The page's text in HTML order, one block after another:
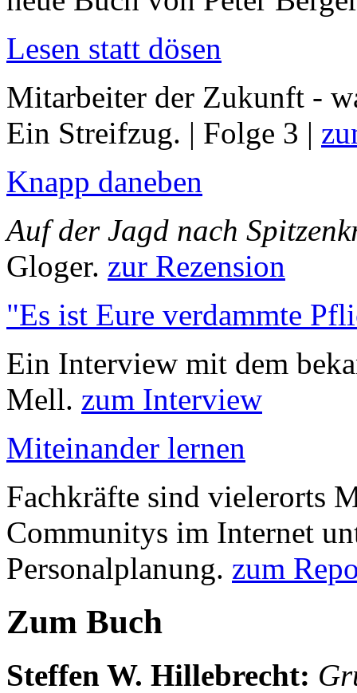
Lesen statt dösen
Mitarbeiter der Zukunft -
Ein Streifzug. | Folge 3 |
Knapp daneben
Auf der Jagd nach
Gloger. zur Rezension
"Es ist Eure verdammte
Ein Interview mit dem
Mell. zum Interview
Miteinander lernen
Fachkräfte sind vielerorts
Communitys im Internet
Personalplanung. zum
Zum Buch
Steffen W. Hillebrecht: